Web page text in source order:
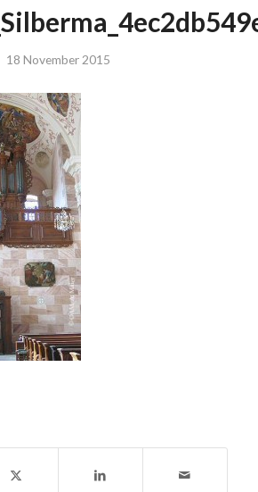
18 November 2015